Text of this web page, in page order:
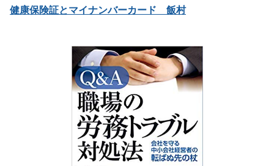
健康保険証とマイナンバーカード 飯村